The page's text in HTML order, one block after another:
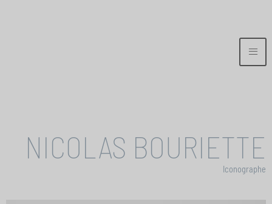
NICOLAS BOURIETTE
Iconographe